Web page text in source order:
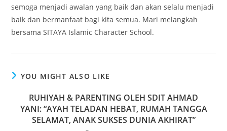
semoga menjadi awalan yang baik dan akan selalu menjadi
baik dan bermanfaat bagi kita semua. Mari melangkah
bersama SITAYA Islamic Character School.
YOU MIGHT ALSO LIKE
RUHIYAH & PARENTING OLEH SDIT AHMAD
YANI: “AYAH TELADAN HEBAT, RUMAH TANGGA
SELAMAT, ANAK SUKSES DUNIA AKHIRAT”